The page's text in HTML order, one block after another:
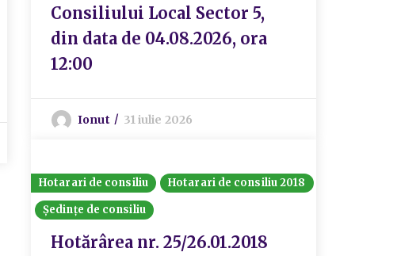
Consiliului Local Sector 5,
din data de 04.08.2026, ora
12:00
Ionut 31 iulie 2026
Hotarari de consiliu
Hotarari de consiliu 2018
Ședințe de consiliu
Hotărârea nr. 25/26.01.2018